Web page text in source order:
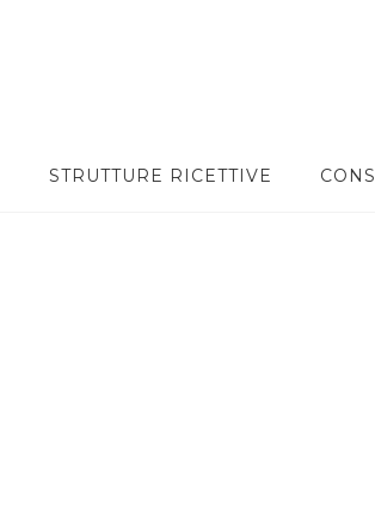
STRUTTURE RICETTIVE